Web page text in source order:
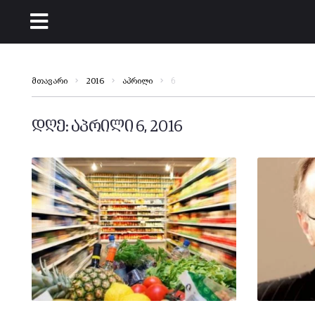
მთავარი 2016 აპრილი 6
დღე: აპრილი 6, 2016